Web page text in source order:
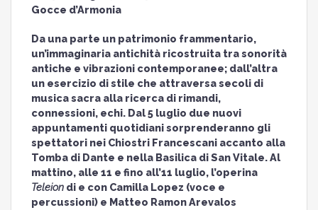
Gocce d’Armonia
Da una parte un patrimonio frammentario,
un’immaginaria antichità ricostruita tra sonorità
antiche e vibrazioni contemporanee; dall’altra
un esercizio di stile che attraversa secoli di
musica sacra alla ricerca di rimandi,
connessioni, echi. Dal 5 luglio due nuovi
appuntamenti quotidiani sorprenderanno gli
spettatori nei Chiostri Francescani accanto alla
Tomba di Dante e nella Basilica di San Vitale. Al
mattino, alle 11 e fino all’11 luglio, l’operina
Teleiondi e con Camilla Lopez (voce e
percussioni) e Matteo Ramon Arevalos